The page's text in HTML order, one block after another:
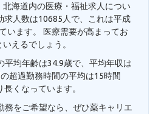
海道内の医療・福祉求人につい
求人数は10685人で、これは平成
います。 医療需要が高まってお
えるでしょう。
平均年齢は34.9歳で、平均年収は
超過勤務時間の平均は15時間
くなっています。
務をご希望なら、ぜひ薬キャリエ